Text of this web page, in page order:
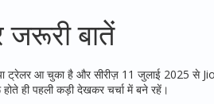
जरूरी बातें
ट्रेलर आ चुका है और सीरीज़ 11 जुलाई 2025 से
ही पहली कड़ी देखकर चर्चा में बने रहें।